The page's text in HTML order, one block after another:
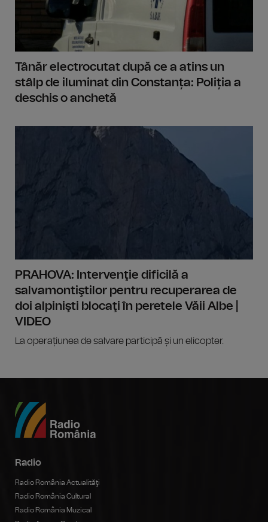
Tânăr electrocutat după ce a atins un
stâlp de iluminat din Constanța: Poliția a
deschis o anchetă
PRAHOVA: Intervenţie dificilă a
salvamontiştilor pentru recuperarea de
doi alpinişti blocaţi în peretele Văii Albe |
VIDEO
La operațiunea de salvare participă și un elicopter.
Radio
Radio România Actualităţi
Radio România Cultural
Radio România Muzical